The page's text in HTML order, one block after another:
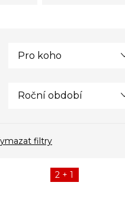
Pro koho
Roční období
filtry
2 + 1